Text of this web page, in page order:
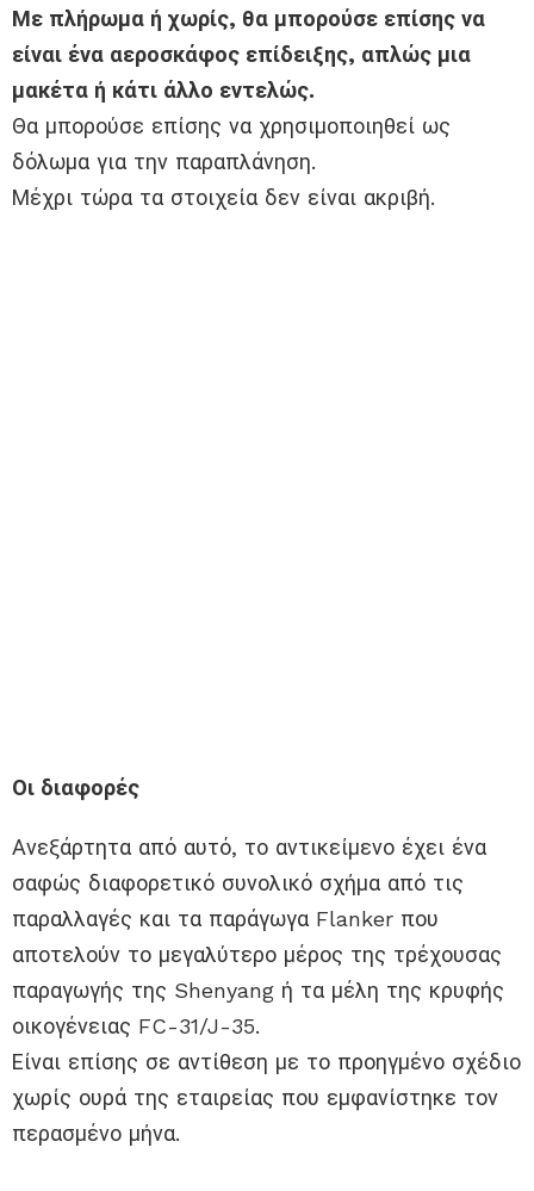
Με πλήρωμα ή χωρίς, θα μπορούσε επίσης να
είναι ένα αεροσκάφος επίδειξης, απλώς μια
μακέτα ή κάτι άλλο εντελώς.
Θα μπορούσε επίσης να χρησιμοποιηθεί ως
δόλωμα για την παραπλάνηση.
Μέχρι τώρα τα στοιχεία δεν είναι ακριβή.
Οι διαφορές
Ανεξάρτητα από αυτό, το αντικείμενο έχει ένα
σαφώς διαφορετικό συνολικό σχήμα από τις
παραλλαγές και τα παράγωγα Flanker που
αποτελούν το μεγαλύτερο μέρος της τρέχουσας
παραγωγής της Shenyang ή τα μέλη της κρυφής
οικογένειας FC-31/J-35.
Είναι επίσης σε αντίθεση με το προηγμένο σχέδιο
χωρίς ουρά της εταιρείας που εμφανίστηκε τον
περασμένο μήνα.